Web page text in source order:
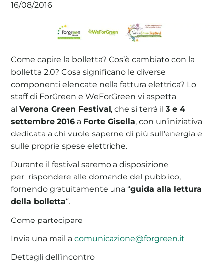
Area Soci
16/08/2016
Come capire la bolletta? Cos’è cambiato con la
bolletta 2.0? Cosa significano le diverse
componenti elencate nella fattura elettrica? Lo
staff di ForGreen e WeForGreen vi aspetta
alVerona Green Festival, che si terrà il3 e 4
settembre 2016 a Forte Gisella, con un’iniziativa
dedicata a chi vuole saperne di più sull’energia e
sulle proprie spese elettriche.
Durante il festival saremo a disposizione
per rispondere alle domande del pubblico,
fornendo gratuitamente una “guida alla lettura
della bolletta“.
Come partecipare
Invia una mail acomunicazione@forgreen.it
Dettagli dell’incontro